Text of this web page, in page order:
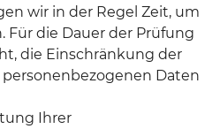
wir in der Regel Zeit, um
Für die Dauer der Prüfung
die Einschränkung der
Daten
Ihrer